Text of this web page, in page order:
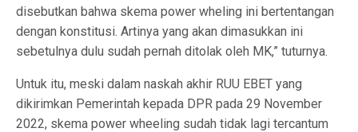
disebutkan bahwa skema power wheling ini bertentangan
dengan konstitusi. Artinya yang akan dimasukkan ini
sebetulnya dulu sudah pernah ditolak oleh MK,” tuturnya.
Untuk itu, meski dalam naskah akhir RUU EBET yang
dikirimkan Pemerintah kepada DPR pada 29 November
2022, skema power wheeling sudah tidak lagi tercantum